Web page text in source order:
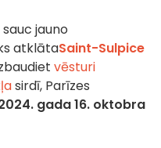
jauno
atklātaSaint-Sulpice
vēsturi
sirdī, Parīzes
gada 16. oktobra